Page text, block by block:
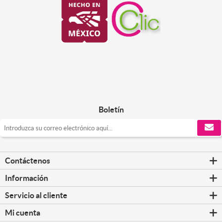
Boletín
Contáctenos
Información
Servicio al cliente
Mi cuenta